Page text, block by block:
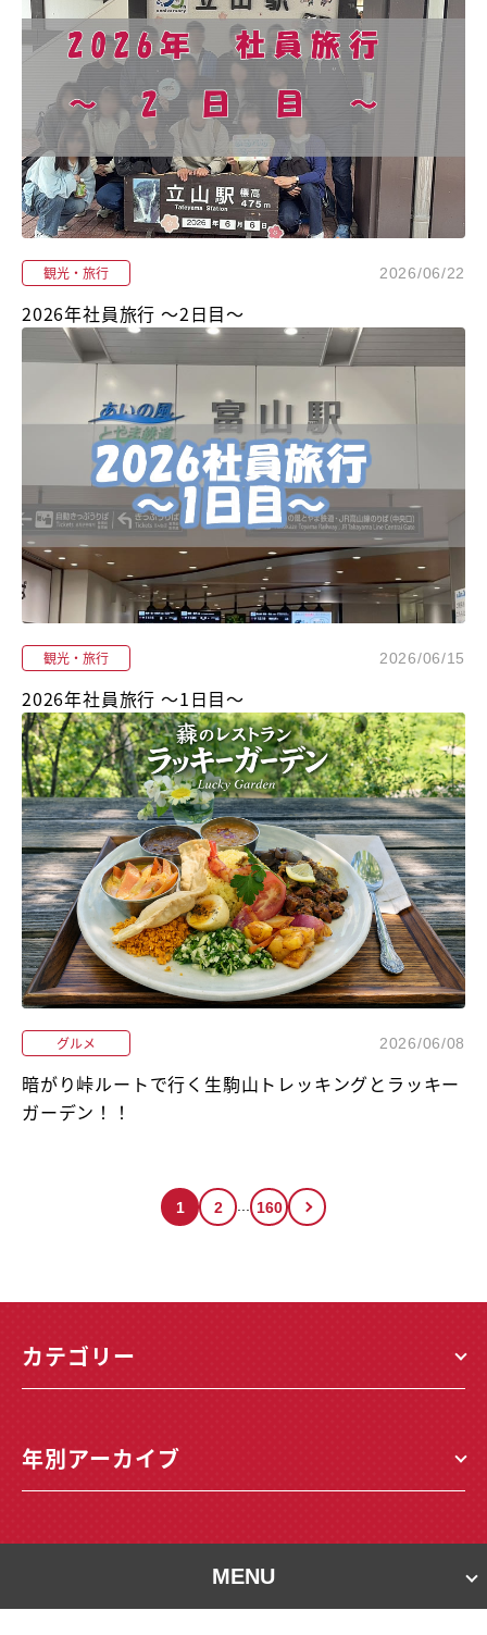
観光・旅行 2026/06/22
2026年社員旅行 ～2日目～
観光・旅行 2026/06/15
2026年社員旅行 ～1日目～
グルメ 2026/06/08
暗がり峠ルートで行く生駒山トレッキングとラッキー
ガーデン！！
1 2 160
カテゴリー
年別アーカイブ
MENU